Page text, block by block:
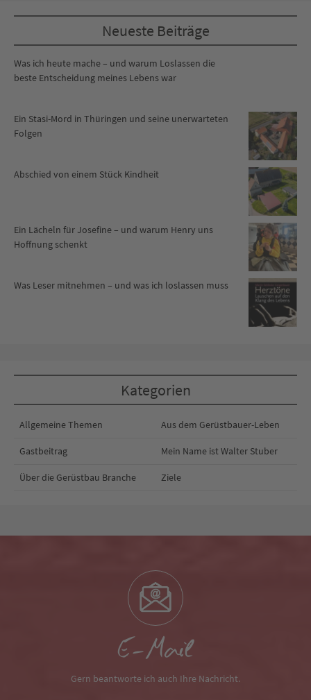
Neueste Beiträge
Was ich heute mache – und warum Loslassen die
beste Entscheidung meines Lebens war
Ein Stasi-Mord in Thüringen und seine unerwarteten
Folgen
Abschied von einem Stück Kindheit
Ein Lächeln für Josefine – und warum Henry uns
Hoffnung schenkt
Was Leser mitnehmen – und was ich loslassen muss
Kategorien
Allgemeine Themen Aus dem Gerüstbauer-Leben
Gastbeitrag Mein Name ist Walter Stuber
Über die Gerüstbau Branche Ziele
E-Mail
Gern beantworte ich auch Ihre Nachricht.